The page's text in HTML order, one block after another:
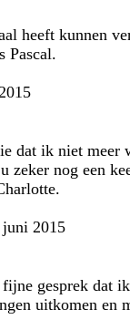
heeft kunnen
Pascal.
dat ik niet
zeker nog een
2015
gesprek dat
uitkomen en